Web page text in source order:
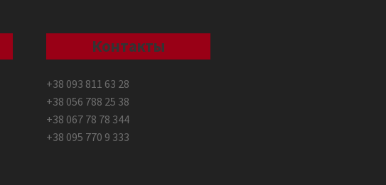
Контакты
+38 093 811 63 28
+38 056 788 25 38
+38 067 78 78 344
+38 095 770 9 333